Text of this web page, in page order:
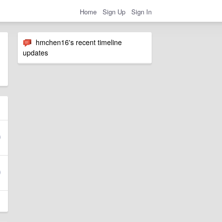
Home Sign Up Sign In
hmchen16's recent timeline
updates